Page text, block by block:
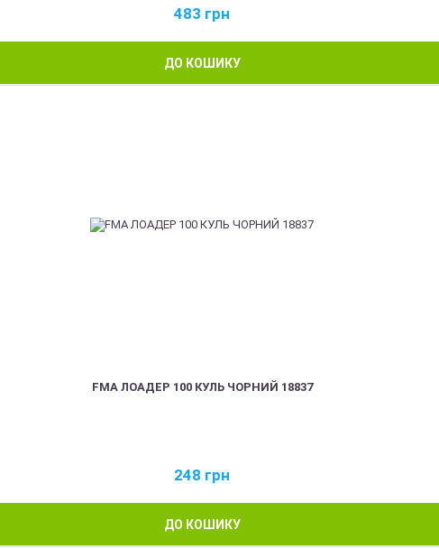
483 грн
ДО КОШИКУ
FMA ЛОАДЕР 100 КУЛЬ ЧОРНИЙ 18837
248 грн
ДО КОШИКУ